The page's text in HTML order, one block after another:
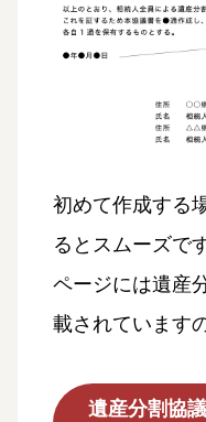
初めて作成する
るとスムーズで
ページには遺産
載されています
遺産分割協